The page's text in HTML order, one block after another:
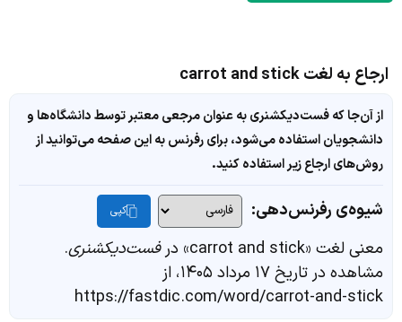
ارجاع به لغت carrot and stick
از آن‌جا که فست‌دیکشنری به عنوان مرجعی معتبر توسط دانشگاه‌ها و
دانشجویان استفاده می‌شود، برای رفرنس به این صفحه می‌توانید از
روش‌های ارجاع زیر استفاده کنید.
شیوه‌ی رفرنس‌دهی: کپی
معنی لغت «carrot and stick» در فست‌دیکشنری.
مشاهده در تاریخ ۱۷ مرداد ۱۴۰۵، از
https://fastdic.com/word/carrot-and-stick